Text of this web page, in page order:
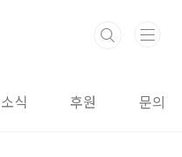
소식 후원 문의